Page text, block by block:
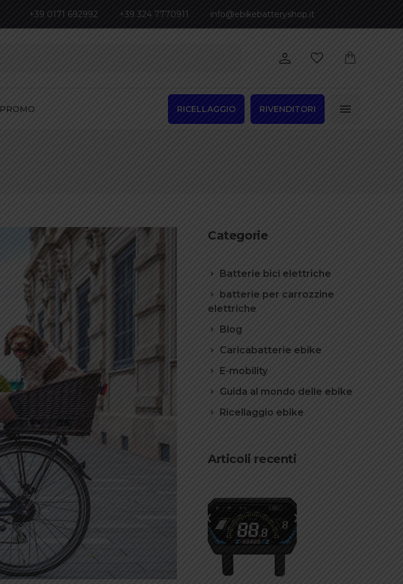
+39 0171 692992 +39 324 7770911 info@ebikebatteryshop.it
PROMO RICELLAGGIO RIVENDITORI
Categorie
Batterie bici elettriche
batterie per carrozzine
elettriche
Blog
Caricabatterie ebike
E-mobility
Guida al mondo delle ebike
Ricellaggio ebike
Articoli recenti